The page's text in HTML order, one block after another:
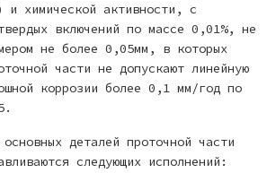
химической активности, с
включений по массе 0,01%, не
не более 0,05мм, в которых
части не допускают линейную
коррозии более 0,1 мм/год по
деталей проточной части
следующих исполнений: